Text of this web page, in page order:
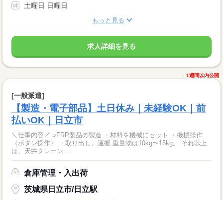
土曜日 日曜日
もっと見る
求人詳細を見る
1週間以内公開
[一般派遣]
【製造・電子部品】土日休み｜未経験OK｜前
払いOK｜日立市
＼仕事内容／ ○FRP製品の製造 ・材料を機械にセット ・機械操作
（ボタン操作） ・取り出し、運搬 重量物は10kg〜15kg。 それ以上
は、天井クレーン...
倉庫管理・入出荷
茨城県日立市/日立駅